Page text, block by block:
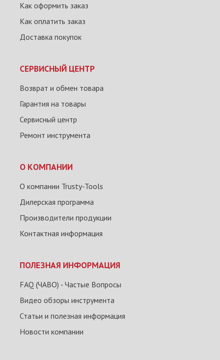
Как оформить заказ
Как оплатить заказ
Доставка покупок
СЕРВИСНЫЙ ЦЕНТР
Возврат и обмен товара
Гарантия на товары
Сервисный центр
Ремонт инструмента
О КОМПАНИИ
О компании Trusty-Tools
Дилерская программа
Производители продукции
Контактная информация
ПОЛЕЗНАЯ ИНФОРМАЦИЯ
FAQ (ЧАВО) - Частые Вопросы
Видео обзоры инструмента
Статьи и полезная информация
Новости компании